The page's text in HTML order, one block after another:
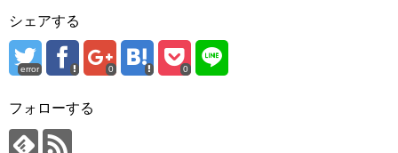
シェアする
error 0 0
フォローする